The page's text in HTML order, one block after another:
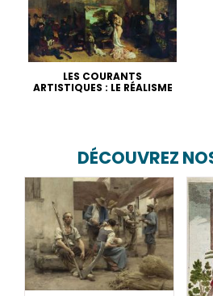
LES COURANTS
ARTISTIQUES : LE RÉALISME
DÉCOUVREZ